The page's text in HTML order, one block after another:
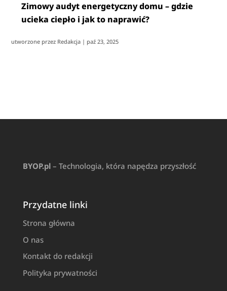
Zimowy audyt energetyczny domu – gdzie
ucieka ciepło i jak to naprawić?
utworzone przez Redakcja | paź 23, 2025
BYOP.pl– Technologia, która napędza przyszłość
Przydatne linki
Strona główna
O nas
Kontakt do redakcji
Polityka prywatności